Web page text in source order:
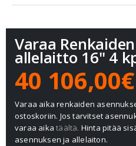
Varaa
allelaitto 16" 4
40 106,00€
Varaa aika renkaiden
ostoskoriin. Jos tarvitset
varaa aikatäältä. Hinta pitää
asennuksen ja allelaiton.